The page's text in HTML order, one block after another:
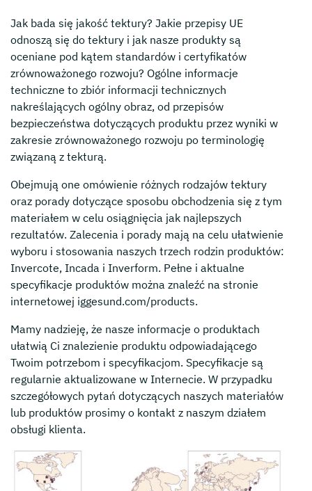
Jak bada się jakość tektury? Jakie przepisy UE
odnoszą się do tektury i jak nasze produkty są
oceniane pod kątem standardów i certyfikatów
zrównoważonego rozwoju? Ogólne informacje
techniczne to zbiór informacji technicznych
nakreślających ogólny obraz, od przepisów
bezpieczeństwa dotyczących produktu przez wyniki w
zakresie zrównoważonego rozwoju po terminologię
związaną z tekturą.
Obejmują one omówienie różnych rodzajów tektury
oraz porady dotyczące sposobu obchodzenia się z tym
materiałem w celu osiągnięcia jak najlepszych
rezultatów. Zalecenia i porady mają na celu ułatwienie
wyboru i stosowania naszych trzech rodzin produktów:
Invercote, Incada i Inverform. Pełne i aktualne
specyfikacje produktów można znaleźć na stronie
internetowej iggesund.com/products.
Mamy nadzieję, że nasze informacje o produktach
ułatwią Ci znalezienie produktu odpowiadającego
Twoim potrzebom i specyfikacjom. Specyfikacje są
regularnie aktualizowane w Internecie. W przypadku
szczegółowych pytań dotyczących naszych materiałów
lub produktów prosimy o kontakt z naszym działem
obsługi klienta.